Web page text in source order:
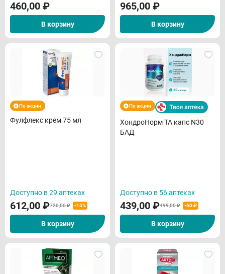
460,00 ₽
В корзину
965,00 ₽
В корзину
По акции
Фулфлекс крем 75 мл
Доступно в 29 аптеках
720,00 ₽
612,00 ₽ -15%
В корзину
По акции
ХондроНорм ТА капс N30
БАД
Доступно в 56 аптеках
499,00 ₽
439,00 ₽ -60 ₽
В корзину